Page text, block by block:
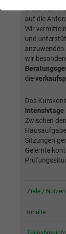
Unser
auf die
Wir
und
wir
die
Das
Intensivtage
Zwischen
Sitzungen
Gelernte
Ziele / Nutzen
Inhalte
Webseite
Name
Anbieter
Laufzeit
Zweck
Name
Laufzeit
Google
Name
Anbieter
Laufzeit
Zweck